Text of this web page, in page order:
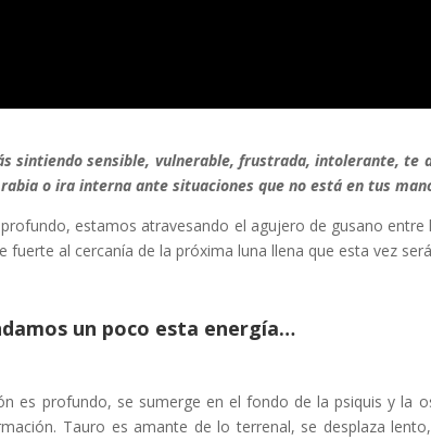
sintiendo sensible, vulnerable, frustrada, intolerante, te
o ira interna ante situaciones que no está en tus
profundo, estamos atravesando el agujero de gusano
fuerte al cercanía de la próxima luna llena que esta vez
un poco esta energía…
es profundo, se sumerge en el fondo de la psiquis y la
Tauro es amante de lo terrenal, se desplaza